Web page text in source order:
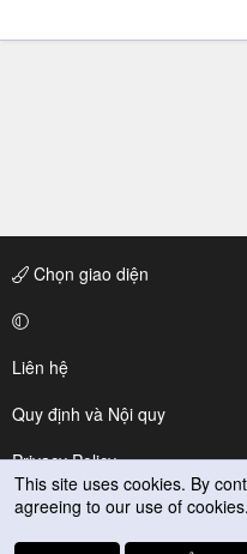
Chọn giao diện
Liên hệ
Quy định và Nội quy
Privacy Policy
Trợ giúp
This site uses cookies. By
agreeing to our use of cookies.